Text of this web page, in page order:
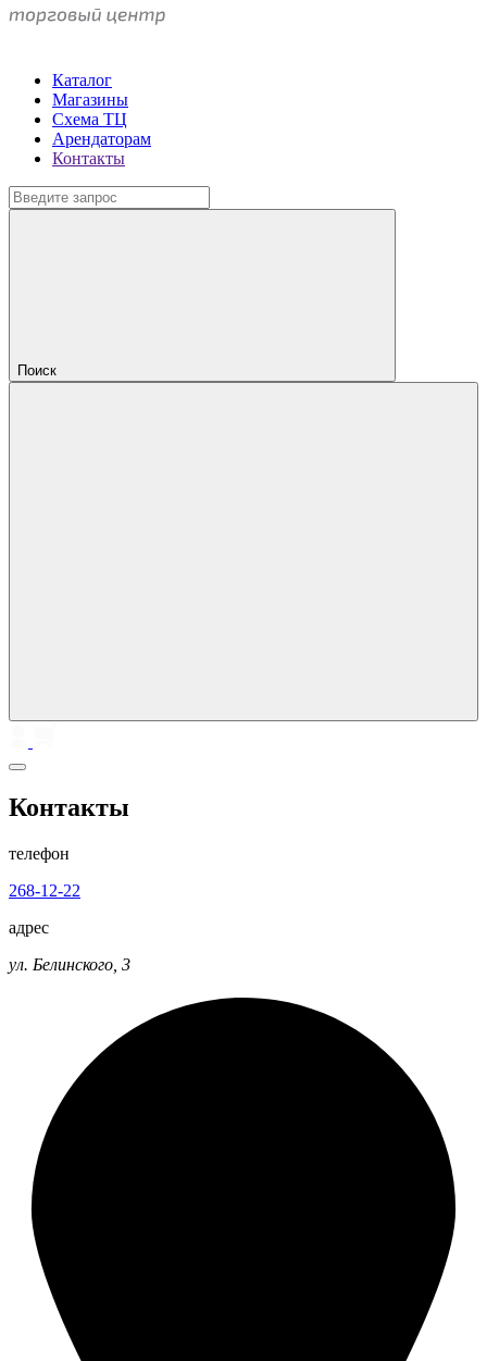
Каталог
Магазины
Схема ТЦ
Арендаторам
Контакты
Поиск
Контакты
телефон
268-12-22
адрес
ул. Белинского, 3